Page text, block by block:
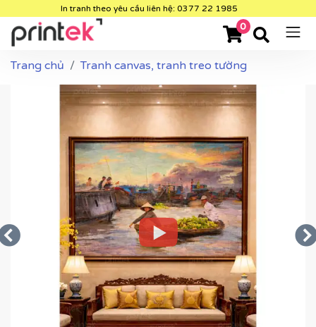
In tranh theo yêu cầu liên hệ: 0377 22 1985
0
Trang chủ Tranh canvas, tranh treo tường